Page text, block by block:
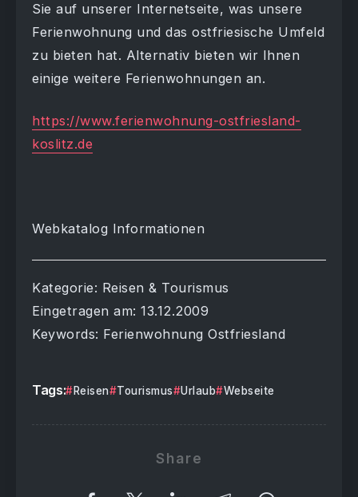
Sie auf unserer Internetseite, was unsere
Ferienwohnung und das ostfriesische Umfeld
zu bieten hat. Alternativ bieten wir Ihnen
einige weitere Ferienwohnungen an.
https://www.ferienwohnung-ostfriesland-
koslitz.de
Webkatalog Informationen
Kategorie: Reisen & Tourismus
Eingetragen am: 13.12.2009
Keywords: Ferienwohnung Ostfriesland
Tags: Reisen Tourismus Urlaub Webseite
Share